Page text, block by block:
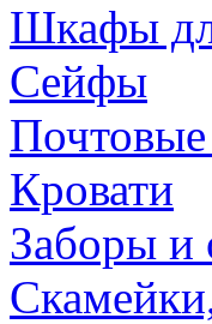
Шкафы
Сейфы
Кровати
Заборы и